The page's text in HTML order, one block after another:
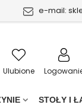
e-mail:
Ulubione
STOŁY I